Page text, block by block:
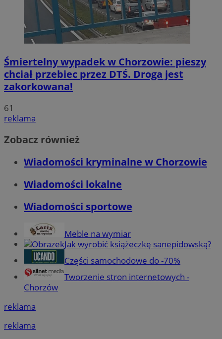
Śmiertelny wypadek w Chorzowie: pieszy
chciał przebiec przez DTŚ. Droga jest
zakorkowana!
61
reklama
Zobacz również
Wiadomości kryminalne w Chorzowie
Wiadomości lokalne
Wiadomości sportowe
Meble na wymiar
Jak wyrobić książeczkę sanepidowską?
Części samochodowe do -70%
Tworzenie stron internetowych -
Chorzów
reklama
reklama